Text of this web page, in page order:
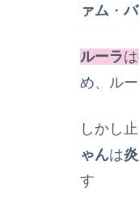
ァム ・
ルーラ
め、ル
しかし
ゃんは
す